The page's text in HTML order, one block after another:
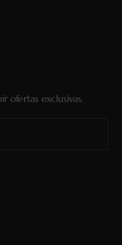
ofertas exclusivas.